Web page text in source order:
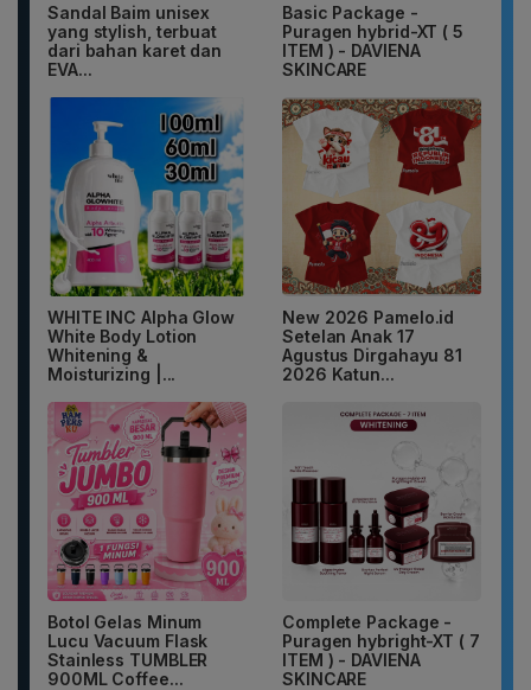
Sandal Baim unisex
yang stylish, terbuat
dari bahan karet dan
EVA...
Basic Package -
Puragen hybrid-XT ( 5
ITEM ) - DAVIENA
SKINCARE
WHITE INC Alpha Glow
White Body Lotion
Whitening &
Moisturizing |...
New 2026 Pamelo.id
Setelan Anak 17
Agustus Dirgahayu 81
2026 Katun...
Botol Gelas Minum
Lucu Vacuum Flask
Stainless TUMBLER
900ML Coffee...
Complete Package -
Puragen hybright-XT ( 7
ITEM ) - DAVIENA
SKINCARE